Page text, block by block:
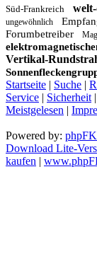
Süd-Frankreich
ungewöhnlich
Forumbetreiber
Vertikal-
Startseite | Suche |
Service | Sicherheit |
Meistgelesen |
Powered by:
Download Lite-
kaufen |